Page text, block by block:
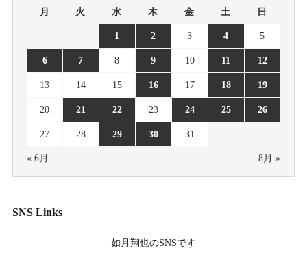
月 火 水 木 金 土 日
1 2 3 4 5
6 7 8 9 10 11 12
13 14 15 16 17 18 19
20 21 22 23 24 25 26
27 28 29 30 31
« 6月 8月 »
SNS Links
如月翔也のSNSです